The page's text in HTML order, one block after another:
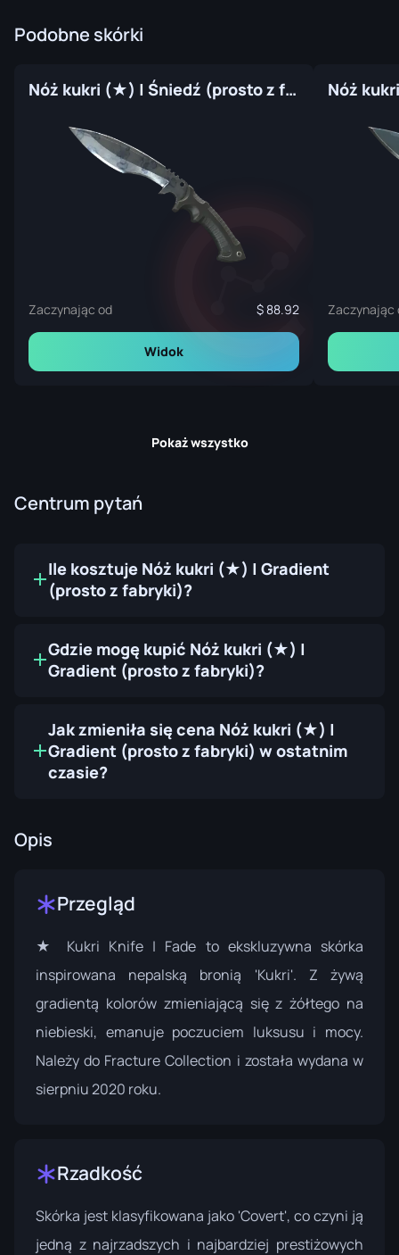
Podobne skórki
Nóż kukri (★) | Śniedź (prosto z fabryki)
Zaczynając od 88.92
Widok
Zaczynając
Pokaż wszystko
Centrum pytań
Ile kosztuje Nóż kukri (★) | Gradient
(prosto z fabryki)?
Gdzie mogę kupić Nóż kukri (★) |
Gradient (prosto z fabryki)?
Jak zmieniła się cena Nóż kukri (★) |
Gradient (prosto z fabryki) w ostatnim
czasie?
Opis
Przegląd
★ Kukri Knife | Fade to ekskluzywna skórka
inspirowana nepalską bronią 'Kukri'. Z żywą
gradientą kolorów zmieniającą się z żółtego na
niebieski, emanuje poczuciem luksusu i mocy.
Należy do Fracture Collection i została wydana w
sierpniu 2020 roku.
Rzadkość
Skórka jest klasyfikowana jako 'Covert', co czyni ją
jedną z najrzadszych i najbardziej prestiżowych